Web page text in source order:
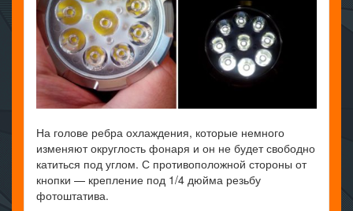
На голове ребра охлаждения, которые немного
изменяют округлость фонаря и он не будет свободно
катиться под углом. С противоположной стороны от
кнопки — крепление под 1/4 дюйма резьбу
фотоштатива.